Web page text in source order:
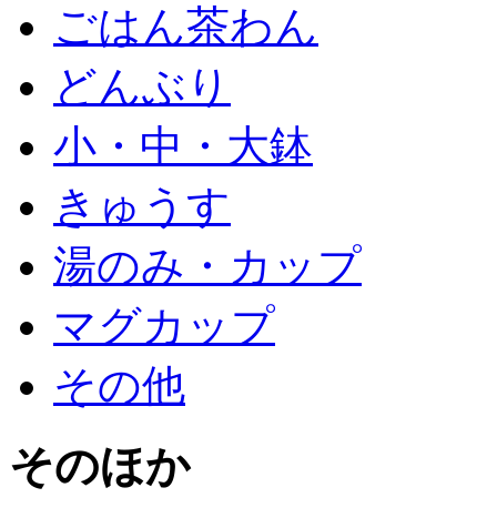
ごはん茶わん
どんぶり
小・中・大鉢
きゅうす
湯のみ・カップ
マグカップ
その他
そのほか